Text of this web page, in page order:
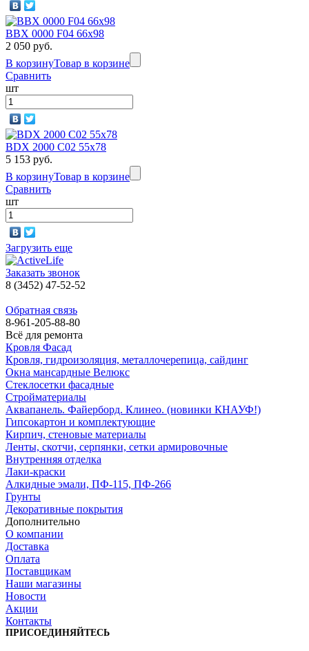
BBX 0000 F04 66х98
2 050 руб.
В корзинуТовар в корзине
Сравнить
шт
BDX 2000 C02 55x78
5 153 руб.
В корзинуТовар в корзине
Сравнить
шт
Загрузить еще
Заказать звонок
8 (3452) 47-52-52
Обратная связь
8-961-205-88-80
Всё для ремонта
Кровля Фасад
Кровля, гидроизоляция, металлочерепица, сайдинг
Окна мансардные Велюкс
Стеклосетки фасадные
Стройматериалы
Аквапанель. Файерборд. Клинео. (новинки КНАУФ!)
Гипсокартон и комплектующие
Кирпич, стеновые материалы
Ленты, скотчи, серпянки, сетки армировочные
Внутренняя отделка
Лаки-краски
Алкидные эмали, ПФ-115, ПФ-266
Грунты
Декоративные покрытия
Дополнительно
О компании
Доставка
Оплата
Поставщикам
Наши магазины
Новости
Акции
Контакты
ПРИСОЕДИНЯЙТЕСЬ